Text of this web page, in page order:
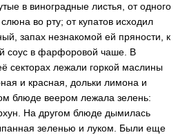
в виноградные листья, от одного
во рту; от купатов исходил
запах незнакомой ей пряности, к
соус в фарфоровой чаше. В
секторах лежали горкой маслины
и красная, дольки лимона и
блюде веером лежала зелень:
На другом блюде дымилась
зеленью и луком. Были еще